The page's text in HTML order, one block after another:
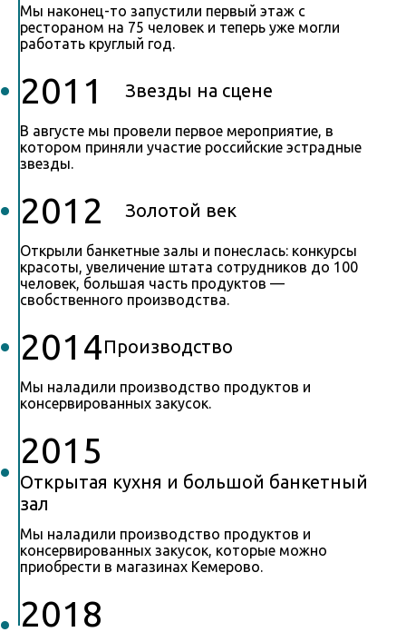
Мы наконец-то запустили первый этаж с
рестораном на 75 человек и теперь уже могли
работать круглый год.
2011 Звезды на сцене
В августе мы провели первое мероприятие, в
котором приняли участие российские эстрадные
звезды.
2012 Золотой век
Открыли банкетные залы и понеслась: конкурсы
красоты, увеличение штата сотрудников до 100
человек, большая часть продуктов —
свобственного производства.
2014Производство
Мы наладили производство продуктов и
консервированных закусок.
2015
Открытая кухня и большой банкетный
зал
Мы наладили производство продуктов и
консервированных закусок, которые можно
приобрести в магазинах Кемерово.
2018